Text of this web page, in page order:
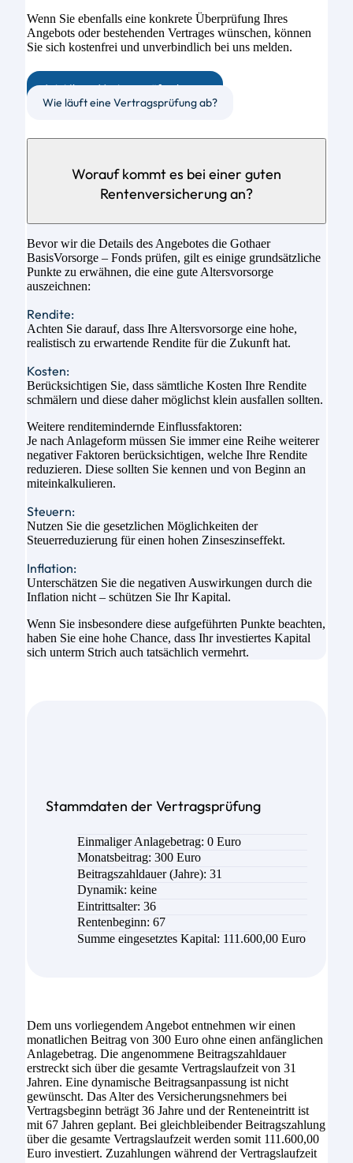
Wenn Sie ebenfalls eine konkrete Überprüfung Ihres
Angebots oder bestehenden Vertrages wünschen, können
Sie sich kostenfrei und unverbindlich bei uns melden.
Jetzt Ihren Vertrag prüfen lassen
Wie läuft eine Vertragsprüfung ab?
Worauf kommt es bei einer guten
Rentenversicherung an?
Bevor wir die Details des Angebotes die Gothaer
BasisVorsorge – Fonds prüfen, gilt es einige grundsätzliche
Punkte zu erwähnen, die eine gute Altersvorsorge
auszeichnen:
Rendite:
Achten Sie darauf, dass Ihre Altersvorsorge eine hohe,
realistisch zu erwartende Rendite für die Zukunft hat.
Kosten:
Berücksichtigen Sie, dass sämtliche Kosten Ihre Rendite
schmälern und diese daher möglichst klein ausfallen sollten.
Weitere renditemindernde Einflussfaktoren:
Je nach Anlageform müssen Sie immer eine Reihe weiterer
negativer Faktoren berücksichtigen, welche Ihre Rendite
reduzieren. Diese sollten Sie kennen und von Beginn an
miteinkalkulieren.
Steuern:
Nutzen Sie die gesetzlichen Möglichkeiten der
Steuerreduzierung für einen hohen Zinseszinseffekt.
Inflation:
Unterschätzen Sie die negativen Auswirkungen durch die
Inflation nicht – schützen Sie Ihr Kapital.
Wenn Sie insbesondere diese aufgeführten Punkte beachten,
haben Sie eine hohe Chance, dass Ihr investiertes Kapital
sich unterm Strich auch tatsächlich vermehrt.
Stammdaten der Vertragsprüfung
Einmaliger Anlagebetrag: 0 Euro
Monatsbeitrag: 300 Euro
Beitragszahldauer (Jahre): 31
Dynamik: keine
Eintrittsalter: 36
Rentenbeginn: 67
Summe eingesetztes Kapital: 111.600,00 Euro
Dem uns vorliegendem Angebot entnehmen wir einen
monatlichen Beitrag von 300 Euro ohne einen anfänglichen
Anlagebetrag. Die angenommene Beitragszahldauer
erstreckt sich über die gesamte Vertragslaufzeit von 31
Jahren. Eine dynamische Beitragsanpassung ist nicht
gewünscht. Das Alter des Versicherungsnehmers bei
Vertragsbeginn beträgt 36 Jahre und der Renteneintritt ist
mit 67 Jahren geplant. Bei gleichbleibender Beitragszahlung
über die gesamte Vertragslaufzeit werden somit 111.600,00
Euro investiert. Zuzahlungen während der Vertragslaufzeit